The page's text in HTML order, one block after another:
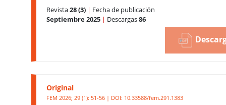
Revista28 (3) | Fecha de publicación
Septiembre 2025 | Descargas86
Original
FEM 2026; 29 (1): 51-56 | DOI: 10.33588/fem.291.1383